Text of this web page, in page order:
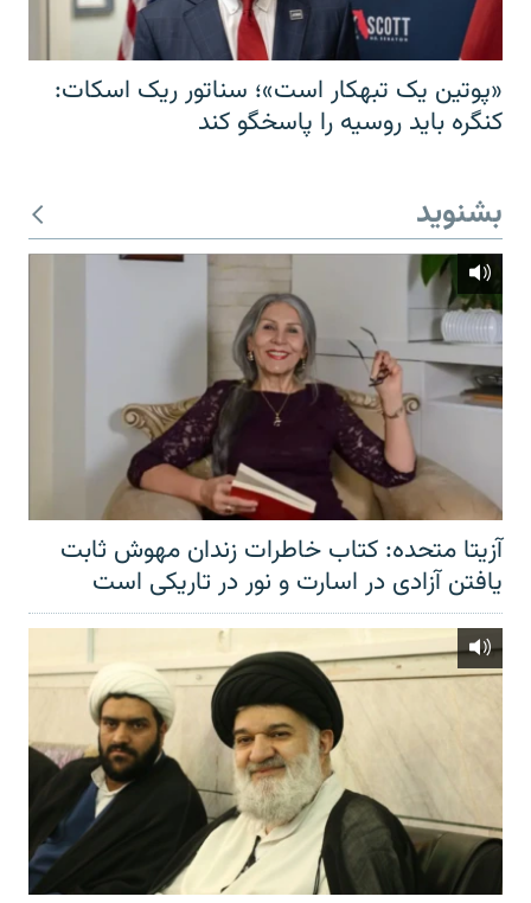
«پوتین یک تبهکار است»؛ سناتور ریک اسکات:
کنگره باید روسیه را پاسخگو کند
بشنوید
آزیتا متحده: کتاب خاطرات زندان مهوش ثابت
یافتن آزادی در اسارت و نور در تاریکی است